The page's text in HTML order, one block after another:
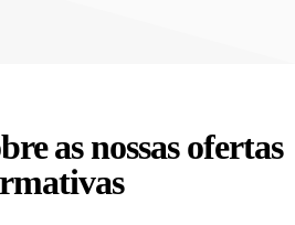
as nossas ofertas